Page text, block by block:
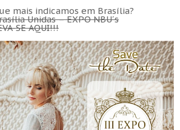
mais indicamos em Brasília?
Unidas – EXPO NBU´s
SE AQUI!!!